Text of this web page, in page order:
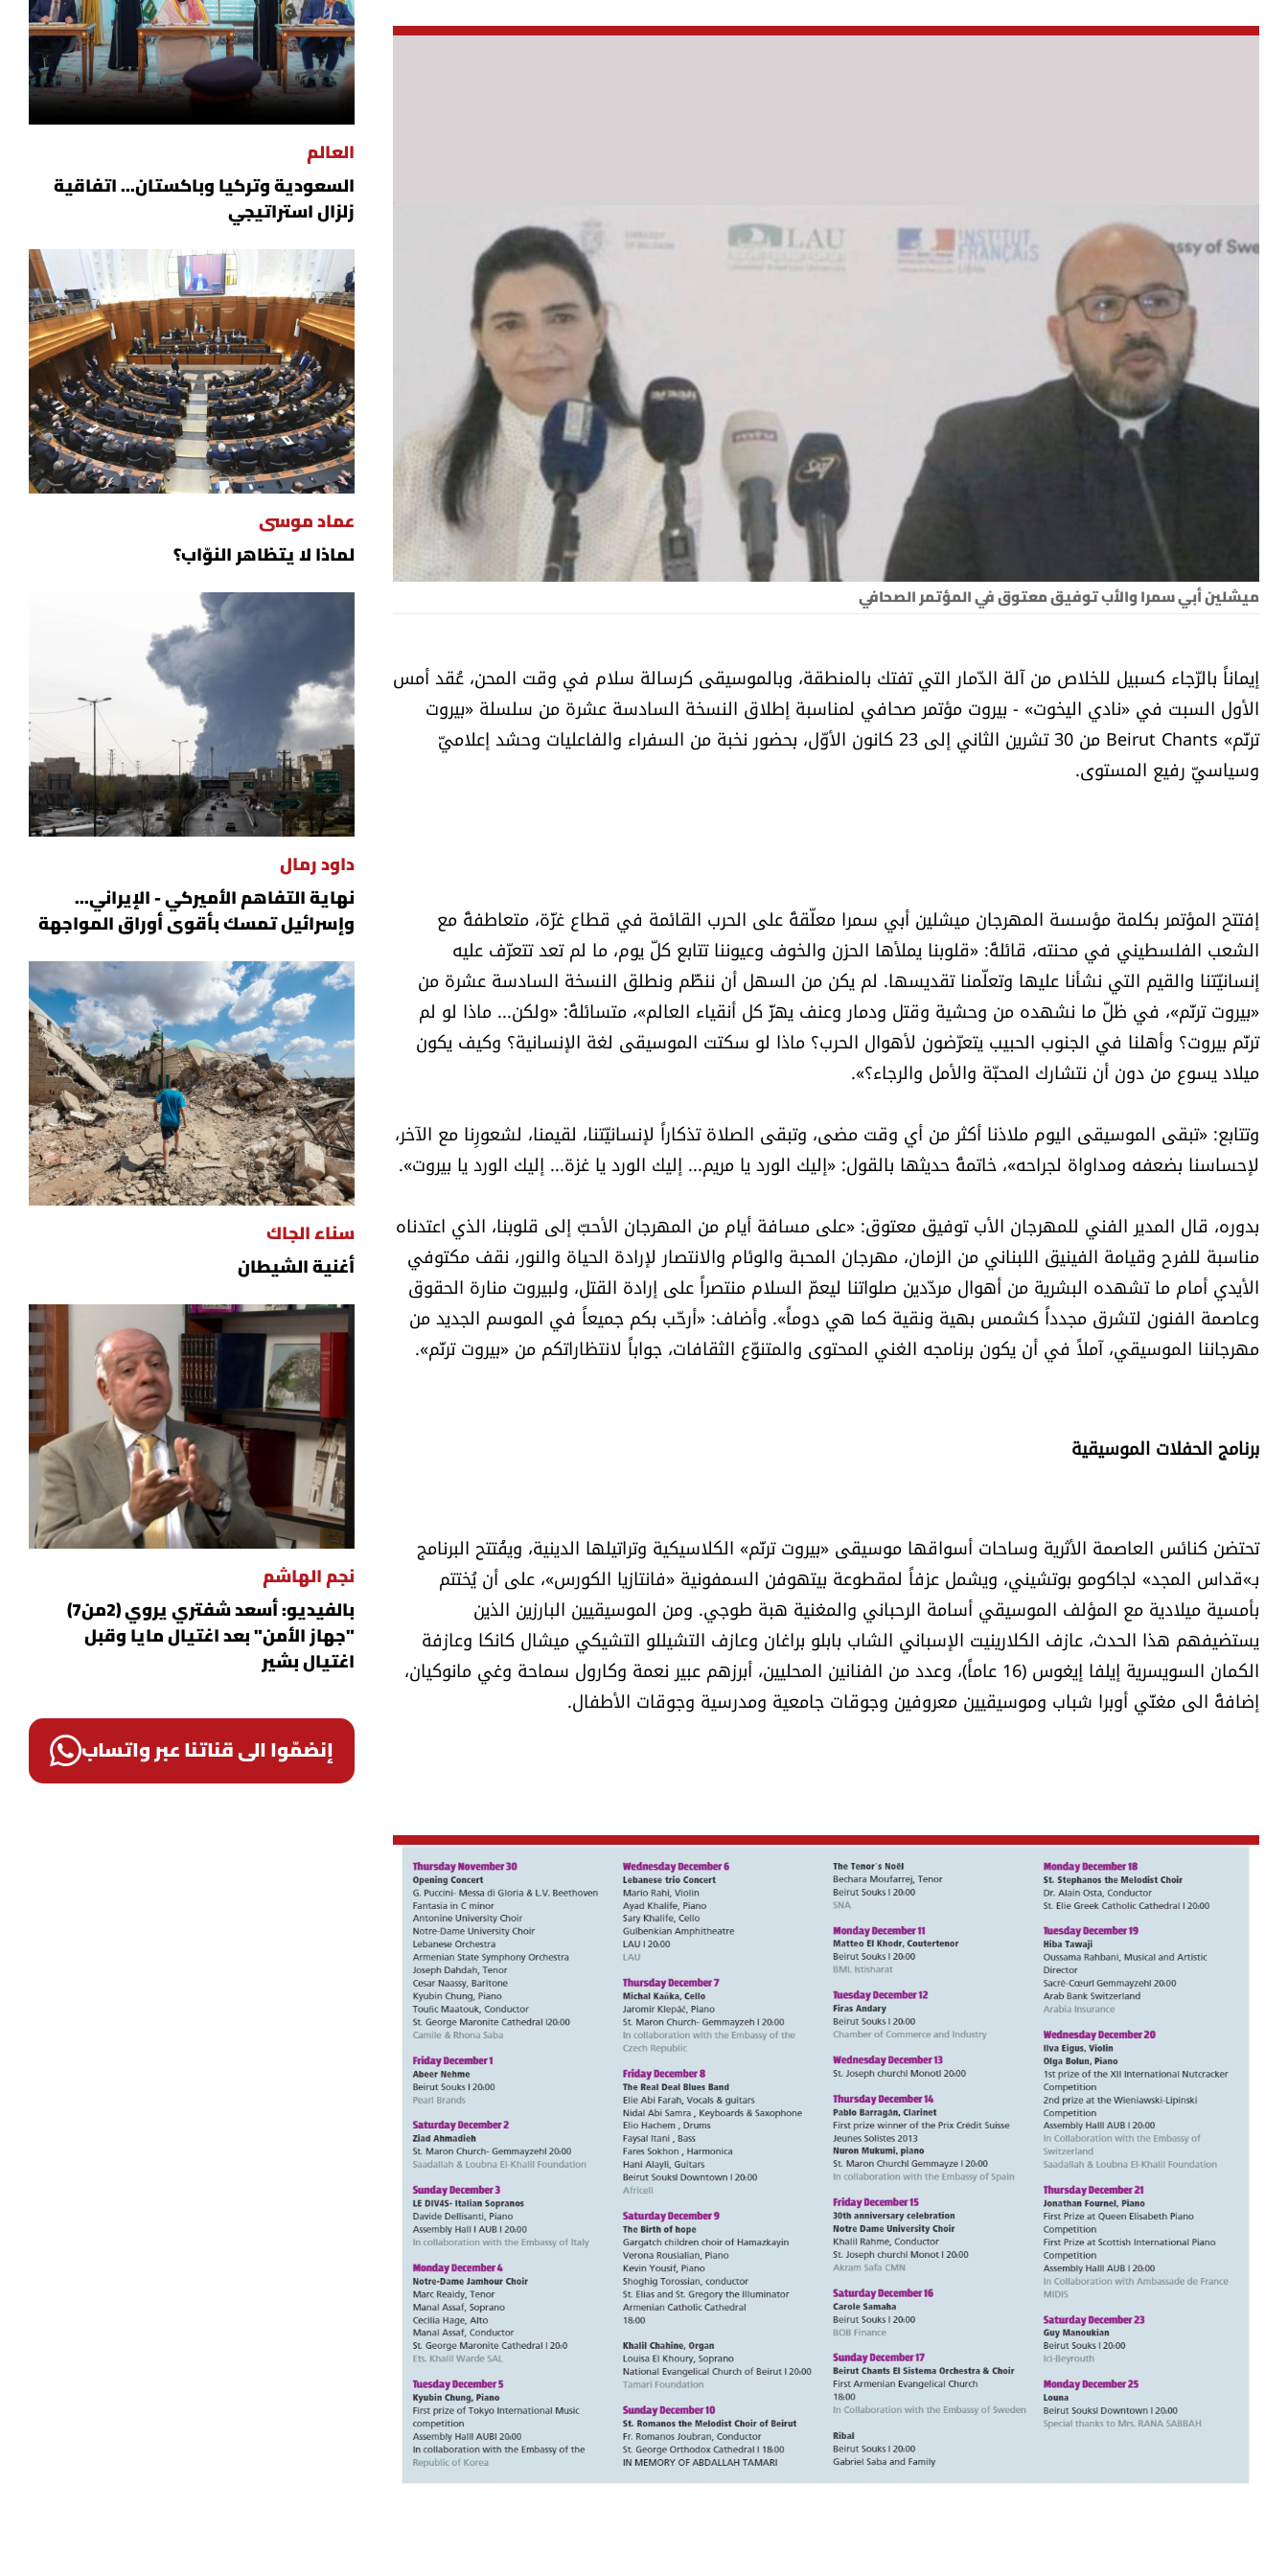
ميشلين أبي سمرا والأب توفيق معتوق في المؤتمر الصحافي
إيماناً بالرّجاء كسبيل للخلاص من آلة الدّمار التي تفتك بالمنطقة، وبالموسيقى كرسالة سلام في وقت المحن، عُقد أمس
الأول السبت في «نادي اليخوت» - بيروت مؤتمر صحافي لمناسبة إطلاق النسخة السادسة عشرة من سلسلة «بيروت
ترنّم» Beirut Chants من 30 تشرين الثاني إلى 23 كانون الأوّل، بحضور نخبة من السفراء والفاعليات وحشد إعلاميّ
وسياسيّ رفيع المستوى.
إفتتح المؤتمر بكلمة مؤسسة المهرجان ميشلين أبي سمرا معلّقةً على الحرب القائمة في قطاع غزّة، متعاطفةً مع
الشعب الفلسطيني في محنته، قائلةً: «قلوبنا يملأها الحزن والخوف وعيوننا تتابع كلّ يوم، ما لم تعد تتعرّف عليه
إنسانيّتنا والقيم التي نشأنا عليها وتعلّمنا تقديسها. لم يكن من السهل أن ننظّم ونطلق النسخة السادسة عشرة من
«بيروت ترنّم»، في ظلّ ما نشهده من وحشية وقتل ودمار وعنف يهزّ كل أنقياء العالم»، متسائلةً: «ولكن... ماذا لو لم
ترنّم بيروت؟ وأهلنا في الجنوب الحبيب يتعرّضون لأهوال الحرب؟ ماذا لو سكتت الموسيقى لغة الإنسانية؟ وكيف يكون
ميلاد يسوع من دون أن نتشارك المحبّة والأمل والرجاء؟».
وتتابع: «تبقى الموسيقى اليوم ملاذنا أكثر من أي وقت مضى، وتبقى الصلاة تذكاراً لإنسانيّتنا، لقيمنا، لشعورِنا مع الآخر،
لإحساسنا بضعفه ومداواة لجراحه»، خاتمةً حديثها بالقول: «إليك الورد يا مريم... إليك الورد يا غزة... إليك الورد يا بيروت».
بدوره، قال المدير الفني للمهرجان الأب توفيق معتوق: «على مسافة أيام من المهرجان الأحبّ إلى قلوبنا، الذي اعتدناه
مناسبة للفرح وقيامة الفينيق اللبناني من الزمان، مهرجان المحبة والوئام والانتصار لإرادة الحياة والنور، نقف مكتوفي
الأيدي أمام ما تشهده البشرية من أهوال مردّدين صلواتنا ليعمّ السلام منتصراً على إرادة القتل، ولبيروت منارة الحقوق
وعاصمة الفنون لتشرق مجدداً كشمس بهية ونقية كما هي دوماً». وأضاف: «أرحّب بكم جميعاً في الموسم الجديد من
مهرجاننا الموسيقي، آملاً في أن يكون برنامجه الغني المحتوى والمتنوّع الثقافات، جواباً لانتظاراتكم من «بيروت ترنّم».
برنامج الحفلات الموسيقية
تحتضن كنائس العاصمة الأثرية وساحات أسواقها موسيقى «بيروت ترنّم» الكلاسيكية وتراتيلها الدينية، ويفُتتح البرنامج
بـ»قداس المجد» لجاكومو بوتشيني، ويشمل عزفاً لمقطوعة بيتهوفن السمفونية «فانتازيا الكورس»، على أن يُختتم
بأمسية ميلادية مع المؤلف الموسيقي أسامة الرحباني والمغنية هبة طوجي. ومن الموسيقيين البارزين الذين
يستضيفهم هذا الحدث، عازف الكلارينيت الإسباني الشاب بابلو براغان وعازف التشيللو التشيكي ميشال كانكا وعازفة
الكمان السويسرية إيلفا إيغوس (16 عاماً)، وعدد من الفنانين المحليين، أبرزهم عبير نعمة وكارول سماحة وغي مانوكيان،
إضافةً الى مغنّي أوبرا شباب وموسيقيين معروفين وجوقات جامعية ومدرسية وجوقات الأطفال.
العالم
السعودية وتركيا وباكستان... اتفاقية
زلزال استراتيجي
عماد موسى
لماذا لا يتظاهر النوّاب؟
داود رمال
نهاية التفاهم الأميركي - الإيراني...
وإسرائيل تمسك بأقوى أوراق المواجهة
سناء الجاك
أغنية الشيطان
نجم الهاشم
بالفيديو: أسعد شفتري يروي (2من7)
"جهاز الأمن" بعد اغتيال مايا وقبل
اغتيال بشير
إنضمّوا الى قناتنا عبر واتساب